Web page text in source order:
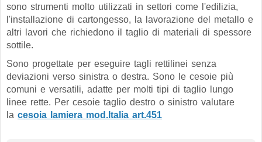
sono strumenti molto utilizzati in settori come l'edilizia,
l'installazione di cartongesso, la lavorazione del metallo e
altri lavori che richiedono il taglio di materiali di spessore
sottile.
Sono progettate per eseguire tagli rettilinei senza
deviazioni verso sinistra o destra. Sono le cesoie più
comuni e versatili, adatte per molti tipi di taglio lungo
linee rette. Per cesoie taglio destro o sinistro valutare
la cesoia lamiera mod.Italia art.451